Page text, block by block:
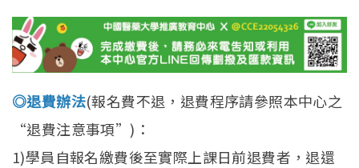
◎退費辦法(報名費不退，退費程序請參照本中心之
“退費注意事項”)：
1)學員自報名繳費後至實際上課日前退費者，退還